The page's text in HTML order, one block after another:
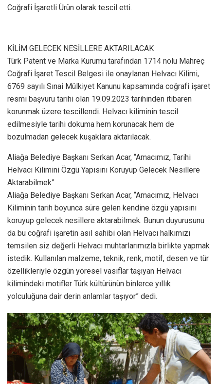
Coğrafi İşaretli Ürün olarak tescil etti.
KİLİM GELECEK NESİLLERE AKTARILACAK
Türk Patent ve Marka Kurumu tarafından 1714 nolu Mahreç
Coğrafi İşaret Tescil Belgesi ile onaylanan Helvacı Kilimi,
6769 sayılı Sınai Mülkiyet Kanunu kapsamında coğrafi işaret
resmi başvuru tarihi olan 19.09.2023 tarihinden itibaren
korunmak üzere tescillendi. Helvacı kiliminin tescil
edilmesiyle tarihi dokuma hem korunacak hem de
bozulmadan gelecek kuşaklara aktarılacak.
Aliağa Belediye Başkanı Serkan Acar, “Amacımız, Tarihi
Helvacı Kilimini Özgü Yapısını Koruyup Gelecek Nesillere
Aktarabilmek”
Aliağa Belediye Başkanı Serkan Acar, “Amacımız, Helvacı
Kiliminin tarih boyunca süre gelen kendine özgü yapısını
koruyup gelecek nesillere aktarabilmek. Bunun duyurusunu
da bu coğrafi işaretin asıl sahibi olan Helvacı halkımızı
temsilen siz değerli Helvacı muhtarlarımızla birlikte yapmak
istedik. Kullanılan malzeme, teknik, renk, motif, desen ve tür
özellikleriyle özgün yöresel vasıflar taşıyan Helvacı
kilimindeki motifler Türk kültürünün binlerce yıllık
yolculuğuna dair derin anlamlar taşıyor” dedi.